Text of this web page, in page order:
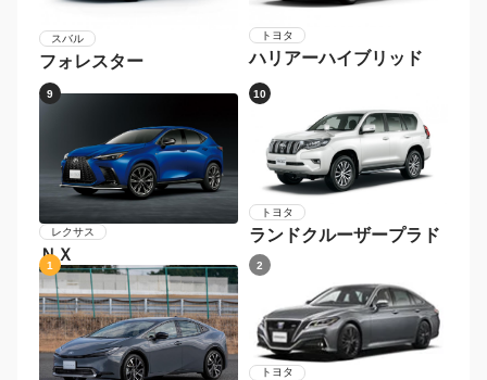
スバル
フォレスター
トヨタ
ハリアーハイブリッド
9
レクサス
ＮＸ
10
トヨタ
ランドクルーザープラド
1 2
トヨタ